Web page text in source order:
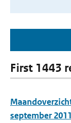
First 1443
september 2011